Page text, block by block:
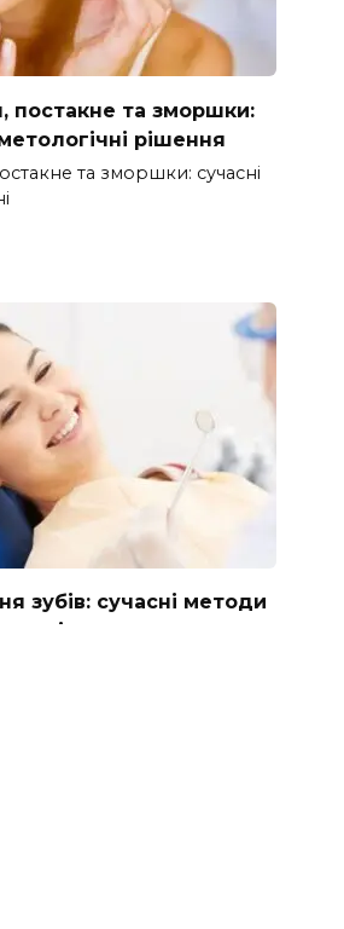
постакне та зморшки:
рішення
та зморшки: сучасні
зубів: сучасні методи
усмішки